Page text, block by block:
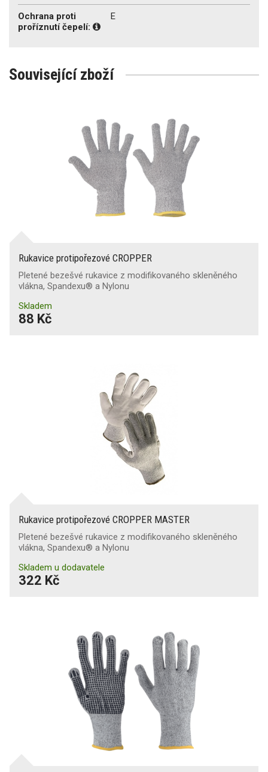
Ochrana proti
proříznutí čepelí:
E
Související zboží
Rukavice protipořezové CROPPER
Pletené bezešvé rukavice z modifikovaného skleněného
vlákna, Spandexu® a Nylonu
Skladem
88 Kč
Rukavice protipořezové CROPPER MASTER
Pletené bezešvé rukavice z modifikovaného skleněného
vlákna, Spandexu® a Nylonu
Skladem u dodavatele
322 Kč